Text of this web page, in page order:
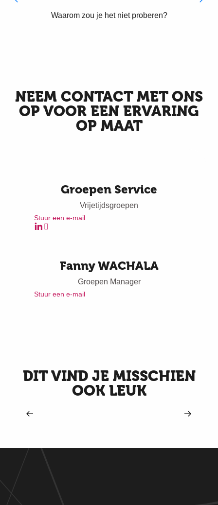
Waarom zou je het niet proberen?
NEEM CONTACT MET ONS
OP VOOR EEN ERVARING
OP MAAT
Groepen Service
Vrijetijdsgroepen
Stuur een e-mail
Fanny WACHALA
Groepen Manager
Stuur een e-mail
DIT VIND JE MISSCHIEN
OOK LEUK
La Dolce Vita Valenciennoise voor